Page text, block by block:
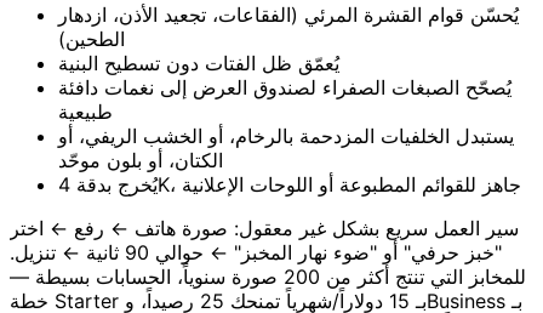
يُحسّن قوام القشرة المرئي (الفقاعات، تجعيد الأذن، ازدهار
الطحين)
يُعمّق ظل الفتات دون تسطيح البنية
يُصحّح الصبغات الصفراء لصندوق العرض إلى نغمات دافئة
طبيعية
يستبدل الخلفيات المزدحمة بالرخام، أو الخشب الريفي، أو
الكتان، أو بلون موحّد
يُخرج بدقة 4K، جاهز للقوائم المطبوعة أو اللوحات الإعلانية
سير العمل سريع بشكل غير معقول: صورة هاتف ← رفع ← اختر
"خبز حرفي" أو "ضوء نهار المخبز" ← حوالي 90 ثانية ← تنزيل.
للمخابز التي تنتج أكثر من 200 صورة سنوياً، الحسابات بسيطة —
خطة Starter بـ 15 دولاراً/شهرياً تمنحك 25 رصيداً، وBusiness بـ